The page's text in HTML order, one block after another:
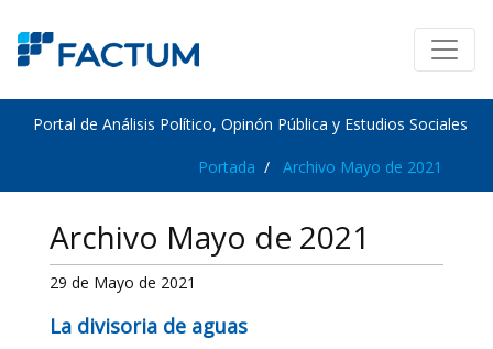
Portal de Análisis Político, Opinón Pública y Estudios Sociales
Portada Archivo Mayo de 2021
Archivo Mayo de 2021
29 de Mayo de 2021
La divisoria de aguas